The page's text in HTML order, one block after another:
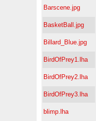
Barscene.jpg
BasketBall.jpg
Billard_Blue.jpg
BirdOfPrey1.lha
BirdOfPrey2.lha
BirdOfPrey3.lha
blimp.lha